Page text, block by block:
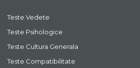
Teste Vedete
Teste Psihologice
Teste Cultura Generala
Teste Compatibilitate